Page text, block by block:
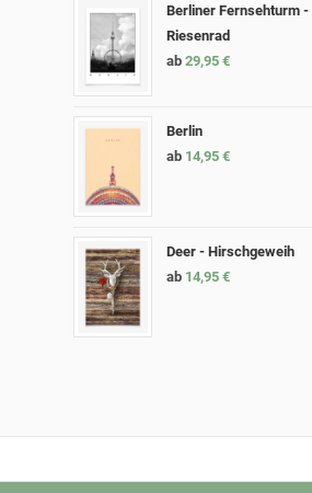
Berliner Fernsehturm -
Riesenrad
ab29,95€
Berlin
ab 14,95€
Deer - Hirschgeweih
ab 14,95€